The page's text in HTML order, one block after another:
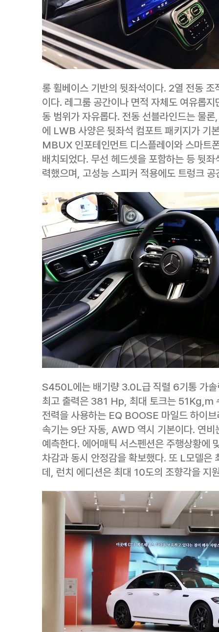
롱 휠베이스 기반의 뒷좌석이다. 2열 전동
이다. 레그룸 공간이나 면적 자체도 여유롭
동 범위가 자유롭다. 전동 선블라인드는 물
에 LWB 사양은 뒷좌석 컴포트 패키지가 기
MBUX 인포테인먼트 디스플레이와 스마트
배치되었다. 무선 헤드셋을 포함하는 등 뒷
력했으며, 고성능 스피커 적용에도 트렁크
S450L에는 배기량 3.0L급 직렬 6기통 가솔
최고 출력은 381 Hp, 최대 토크는 51Kg,m
전력을 사용하는 EQ BOOSE 마일드 하이
속기는 9단 자동, AWD 역시 기본이다. 연
예측한다. 에어매틱 서스펜션은 주행상황에
차감과 동시 안정감을 확보했다. 또 L모델은
데, 런치 에디션은 최대 10도의 조향각을 지